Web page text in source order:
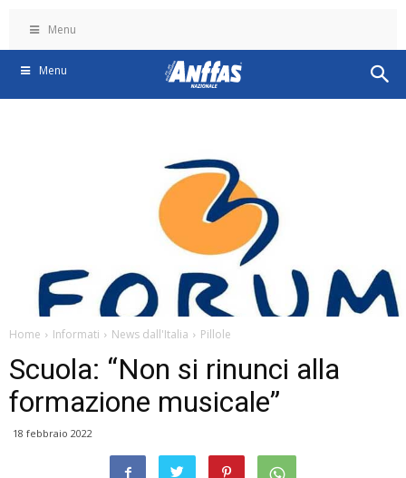
Menu
Menu
Home Informati News dall'Italia Pillole
Scuola: “Non si rinunci alla
formazione musicale”
18 febbraio 2022